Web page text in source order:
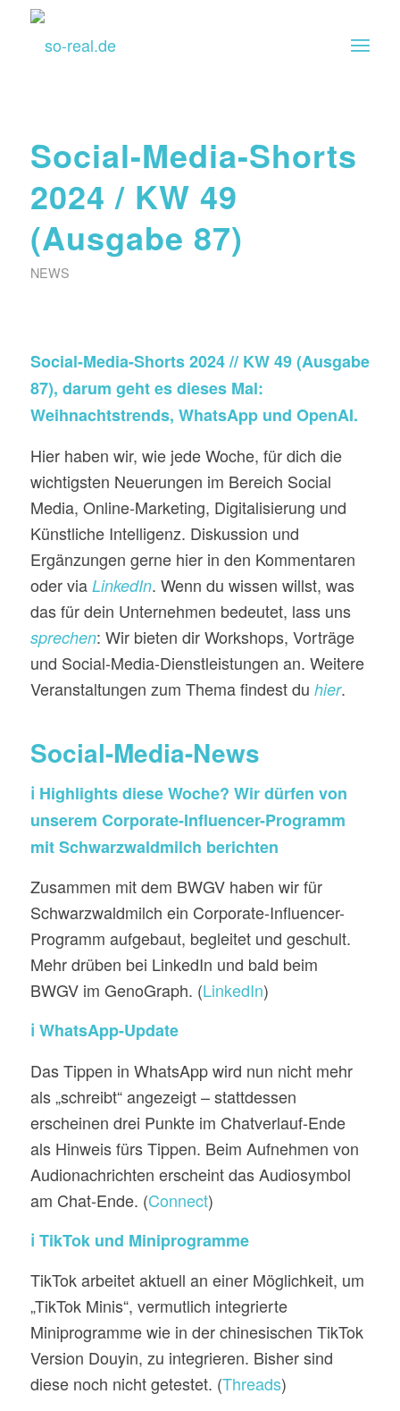
Social-Media-Shorts
2024 / KW 49
(Ausgabe 87)
NEWS
Social-Media-Shorts 2024 // KW 49(Ausgabe
87), darum geht es dieses Mal:
Weihnachtstrends, WhatsApp und OpenAI.
Hier haben wir, wie jede Woche, für dich die
wichtigsten Neuerungen im Bereich Social
Media, Online-Marketing, Digitalisierung und
Künstliche Intelligenz. Diskussion und
Ergänzungen gerne hier in den Kommentaren
oder via LinkedIn. Wenn du wissen willst, was
das für dein Unternehmen bedeutet, lass uns
sprechen: Wir bieten dir Workshops, Vorträge
und Social-Media-Dienstleistungen an. Weitere
Veranstaltungen zum Thema findest du hier.
Social-Media-News
ℹ️ Highlights diese Woche? Wir dürfen von
unserem Corporate-Influencer-Programm
mit Schwarzwaldmilch berichten
Zusammen mit dem BWGV haben wir für
Schwarzwaldmilch ein Corporate-Influencer-
Programm aufgebaut, begleitet und geschult.
Mehr drüben bei LinkedIn und bald beim
BWGV im GenoGraph. (LinkedIn)
ℹ️ WhatsApp-Update
Das Tippen in WhatsApp wird nun nicht mehr
als „schreibt“ angezeigt – stattdessen
erscheinen drei Punkte im Chatverlauf-Ende
als Hinweis fürs Tippen. Beim Aufnehmen von
Audionachrichten erscheint das Audiosymbol
am Chat-Ende. (Connect)
ℹ️ TikTok und Miniprogramme
TikTok arbeitet aktuell an einer Möglichkeit, um
„TikTok Minis“, vermutlich integrierte
Miniprogramme wie in der chinesischen TikTok
Version Douyin, zu integrieren. Bisher sind
diese noch nicht getestet. (Threads)